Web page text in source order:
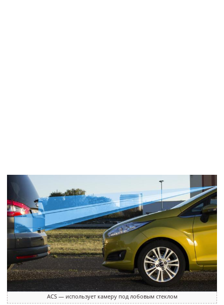
ACS — использует камеру под лобовым стеклом